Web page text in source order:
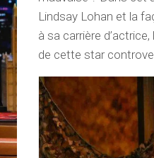
Lindsay Lohan et la
à sa carrière
de cette star